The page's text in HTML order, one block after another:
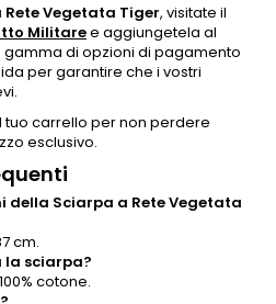
Rete Vegetata Tiger, visitate il
Militaree aggiungetela al
di opzioni di pagamento
per garantire che i vostri
carrello per non perdere
esclusivo.
della Sciarpa a Rete Vegetata
cm.
la sciarpa?
cotone.